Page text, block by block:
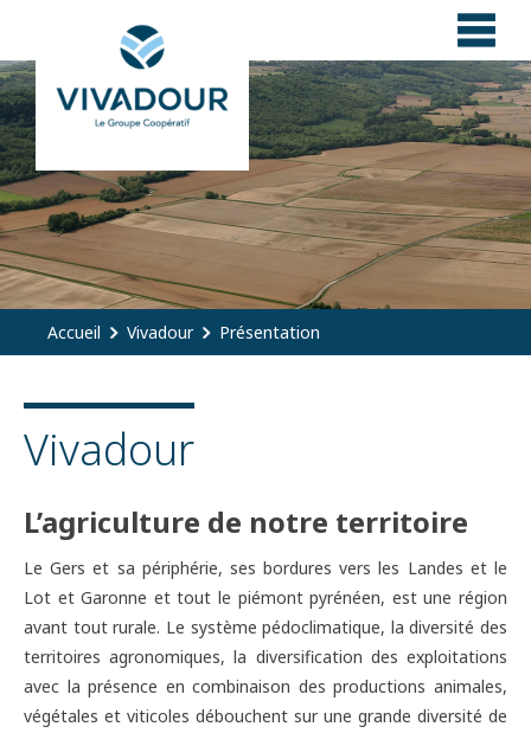
Accueil Vivadour Présentation
Vivadour
L’agriculture de notre territoire
Le Gers et sa périphérie, ses bordures vers les Landes et le
Lot et Garonne et tout le piémont pyrénéen, est une région
avant tout rurale. Le système pédoclimatique, la diversité des
territoires agronomiques, la diversification des exploitations
avec la présence en combinaison des productions animales,
végétales et viticoles débouchent sur une grande diversité de